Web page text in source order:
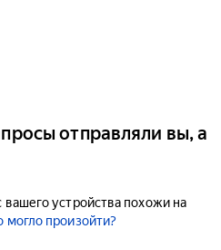
отправляли вы, а
устройства похожи на
могло произойти?